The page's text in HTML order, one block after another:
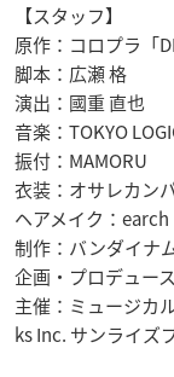
【スタッフ】
原作：コロプラ「
脚本：広瀬 格
演出：國重 直也
音楽：TOKYO
振付：MAMORU
衣装：オサレカン
ヘアメイク：earch
制作：バンダイナ
企画・プロデュー
主催：ミュージカ
ks Inc. サンライズ